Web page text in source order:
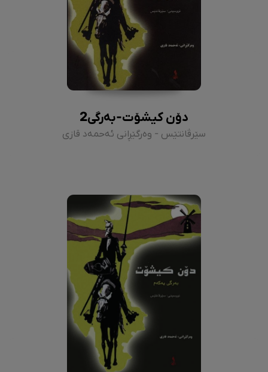
دۆن کیشۆت-بەرگی2
سێرڤانتێس - وەرگێڕانی ئەحمەد قازی